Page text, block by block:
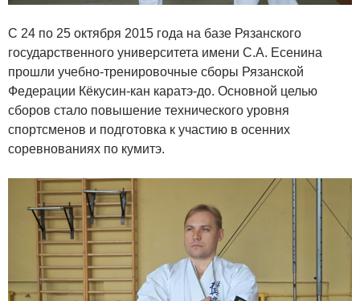
С 24 по 25 октября 2015 года на базе Рязанского
государственного университета имени С.А. Есенина
прошли учебно-тренировочные сборы Рязанской
Федерации Кёкусин-кан каратэ-до. Основной целью
сборов стало повышение технического уровня
спортсменов и подготовка к участию в осенних
соревнованиях по кумитэ.